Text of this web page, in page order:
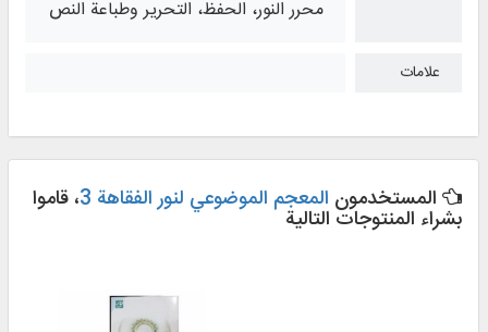
محرر النور، الحفظ، التحرير وطباعة النص
علامات
المستخدمون المعجم الموضوعي لنور الفقاهة 3 ، قاموا
بشراء المنتوجات التالية